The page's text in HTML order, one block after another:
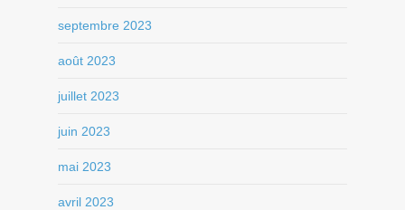
septembre 2023
août 2023
juillet 2023
juin 2023
mai 2023
avril 2023